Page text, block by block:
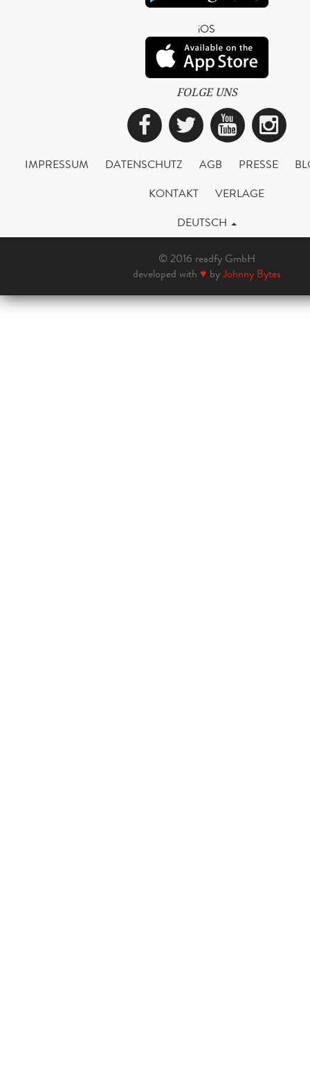
iOS
FOLGE UNS
Facebook
Twitter
IMPRESSUM DATENSCHUTZ AGB PRESSE
KONTAKT
VERLAGE
DEUTSCH
© 2016 readfy GmbH
developed with ♥ byJohnny Bytes